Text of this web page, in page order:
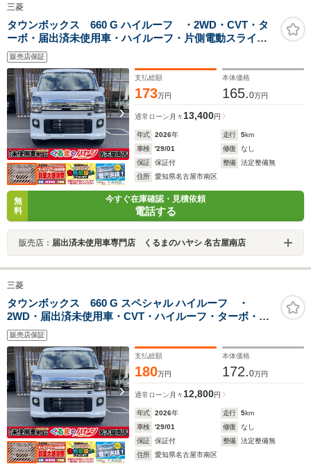
三菱
タウンボックス 660 G ハイルーフ ・2WD・CVT・タ
ーボ・届出済未使用車・ハイルーフ・片側電動スライド
ドア・シートヒーター・プッシュスタート・LEDヘッド
ライト・アルミホイール・USB電源ソケット・フォグラ
ンプ・エヴリィワゴンOEM
販売店保証
支払総額
173万円
本体価格
165.0万円
通常ローン 月々 13,400円
年式 2026年 走行 5km
車検
'29/01 修復
なし
保証
保証付 整備
法定整備無
住所
愛知県名古屋市南区
無
料
今すぐ在庫確認・見積依頼
電話する
販売店： 届出済未使用車専門店 くるまのハヤシ 名古屋南店
三菱
タウンボックス 660 G スペシャル ハイルーフ ・
2WD・届出済未使用車・CVT・ハイルーフ・ターボ・両
側電動スライドドア・オートステップ・シートヒータ
ー・ルーフコンソール・オートエアコン・プッシュスタ
ート・アルミホイール・エヴリィワゴンOEM
販売店保証
支払総額
180万円
本体価格
172.0万円
通常ローン 月々 12,800円
年式 2026年 走行 5km
車検
'29/01 修復
なし
保証
保証付 整備
法定整備無
住所
愛知県名古屋市南区